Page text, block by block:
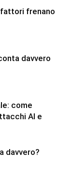
fattori frenano
davvero
come
AI e
davvero?